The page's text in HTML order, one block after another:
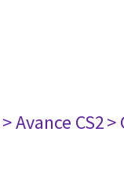
> Avance CS2>